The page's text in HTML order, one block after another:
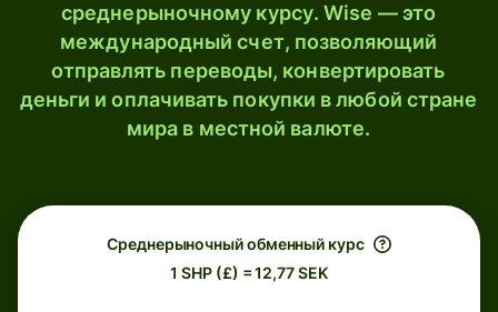
среднерыночному курсу. Wise — это
международный счет, позволяющий
отправлять переводы, конвертировать
деньги и оплачивать покупки в любой стране
мира в местной валюте.
Среднерыночный обменный курс
1 SHP (£) = 12,77 SEK